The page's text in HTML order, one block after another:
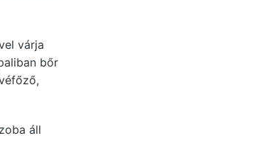
várja
bőr
áll